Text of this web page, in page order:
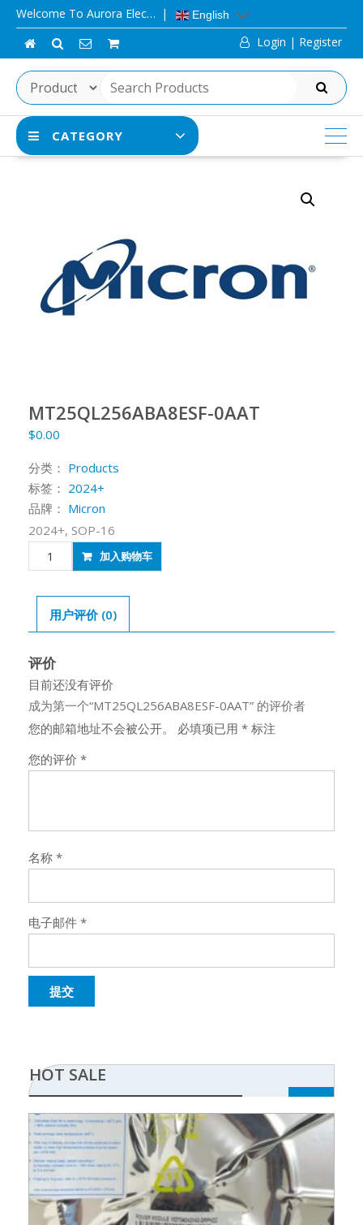
Skip
content
Welcome To Aurora Elec… English
Login | Register
SEARCH
CATEGORY
MT25QL256ABA8ESF-0AAT
$0.00
分类： Products
标签： 2024+
品牌： Micron
2024+, SOP-16
MT25QL256ABA8ESF-
0AAT
加入购物车
用户评价 (0)
评价
目前还没有评价
成为第一个“MT25QL256ABA8ESF-0AAT” 的评价者
您的邮箱地址不会被公开。
必填项已用 * 标注
您的评价 *
名称 *
电子邮件 *
HOT SALE